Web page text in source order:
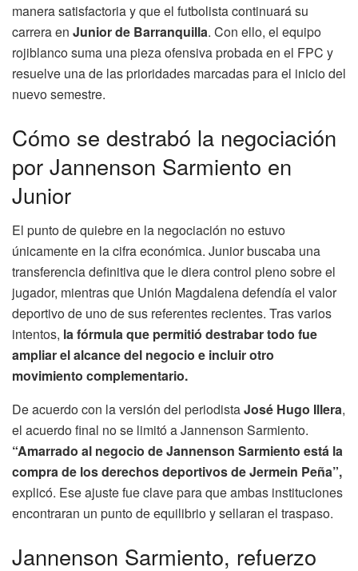
manera satisfactoria y que el futbolista continuará su
carrera en Junior de Barranquilla. Con ello, el equipo
rojiblanco suma una pieza ofensiva probada en el FPC y
resuelve una de las prioridades marcadas para el inicio del
nuevo semestre.
Cómo se destrabó la negociación
por Jannenson Sarmiento en
Junior
El punto de quiebre en la negociación no estuvo
únicamente en la cifra económica. Junior buscaba una
transferencia definitiva que le diera control pleno sobre el
jugador, mientras que Unión Magdalena defendía el valor
deportivo de uno de sus referentes recientes. Tras varios
intentos, la fórmula que permitió destrabar todo fue
ampliar el alcance del negocio e incluir otro
movimiento complementario.
De acuerdo con la versión del periodistaJosé Hugo Illera,
el acuerdo final no se limitó a Jannenson Sarmiento.
“Amarrado al negocio de Jannenson Sarmiento está la
compra de los derechos deportivos de Jermein Peña”,
explicó. Ese ajuste fue clave para que ambas instituciones
encontraran un punto de equilibrio y sellaran el traspaso.
Jannenson Sarmiento, refuerzo